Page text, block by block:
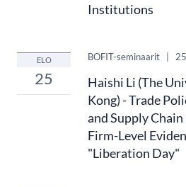
Institutions
ELO
25
BOFIT-seminaarit |
Haishi Li (The
Kong) - Trade
and Supply
Firm-Level
"Liberation Day"